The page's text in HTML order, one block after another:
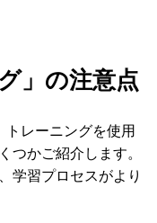
」の注意点
トレーニングを使用
かご紹介します。
学習プロセスがより